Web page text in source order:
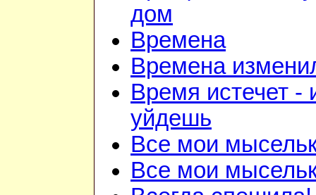
дом
Времена
Времена
Время истечет -
уйдешь
Все мои
Все мои